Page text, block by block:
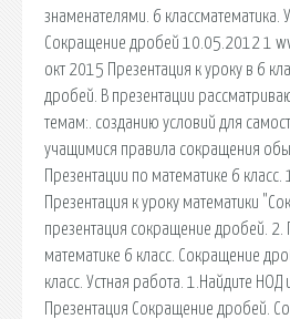
знаменателями. 6
Сокращение дробей 10.05.2012 1
окт 2015 Презентация к уроку в 6
дробей. В презентации
темам:. созданию условий для
учащимися правила сокращения
Презентации по математике 6
Презентация к уроку математики
презентация сокращение дробей. 2.
математике 6 класс. Сокращение
класс. Устная работа. 1.Найдите НОД
Презентация Сокращение дробей.